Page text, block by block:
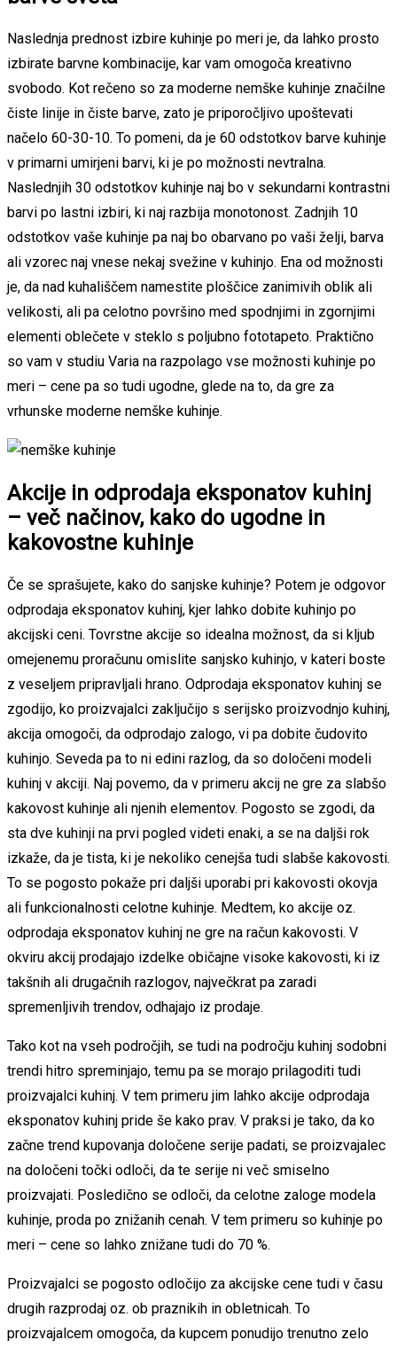
Naslednja prednost izbire kuhinje po meri je, da lahko prosto
izbirate barvne kombinacije, kar vam omogoča kreativno
svobodo. Kot rečeno so za moderne nemške kuhinje značilne
čiste linije in čiste barve, zato je priporočljivo upoštevati
načelo 60-30-10. To pomeni, da je 60 odstotkov barve kuhinje
v primarni umirjeni barvi, ki je po možnosti nevtralna.
Naslednjih 30 odstotkov kuhinje naj bo v sekundarni kontrastni
barvi po lastni izbiri, ki naj razbija monotonost. Zadnjih 10
odstotkov vaše kuhinje pa naj bo obarvano po vaši želji, barva
ali vzorec naj vnese nekaj svežine v kuhinjo. Ena od možnosti
je, da nad kuhališčem namestite ploščice zanimivih oblik ali
velikosti, ali pa celotno površino med spodnjimi in zgornjimi
elementi oblečete v steklo s poljubno fototapeto. Praktično
so vam v studiu Varia na razpolago vse možnosti kuhinje po
meri – cene pa so tudi ugodne, glede na to, da gre za
vrhunske moderne nemške kuhinje.
Akcije in odprodaja eksponatov kuhinj
– več načinov, kako do ugodne in
kakovostne kuhinje
Če se sprašujete, kako do sanjske kuhinje? Potem je odgovor
odprodaja eksponatov kuhinj, kjer lahko dobite kuhinjo po
akcijski ceni. Tovrstne akcije so idealna možnost, da si kljub
omejenemu proračunu omislite sanjsko kuhinjo, v kateri boste
z veseljem pripravljali hrano. Odprodaja eksponatov kuhinj se
zgodijo, ko proizvajalci zaključijo s serijsko proizvodnjo kuhinj,
akcija omogoči, da odprodajo zalogo, vi pa dobite čudovito
kuhinjo. Seveda pa to ni edini razlog, da so določeni modeli
kuhinj v akciji. Naj povemo, da v primeru akcij ne gre za slabšo
kakovost kuhinje ali njenih elementov. Pogosto se zgodi, da
sta dve kuhinji na prvi pogled videti enaki, a se na daljši rok
izkaže, da je tista, ki je nekoliko cenejša tudi slabše kakovosti.
To se pogosto pokaže pri daljši uporabi pri kakovosti okovja
ali funkcionalnosti celotne kuhinje. Medtem, ko akcije oz.
odprodaja eksponatov kuhinj ne gre na račun kakovosti. V
okviru akcij prodajajo izdelke običajne visoke kakovosti, ki iz
takšnih ali drugačnih razlogov, največkrat pa zaradi
spremenljivih trendov, odhajajo iz prodaje.
Tako kot na vseh področjih, se tudi na področju kuhinj sodobni
trendi hitro spreminjajo, temu pa se morajo prilagoditi tudi
proizvajalci kuhinj. V tem primeru jim lahko akcije odprodaja
eksponatov kuhinj pride še kako prav. V praksi je tako, da ko
začne trend kupovanja določene serije padati, se proizvajalec
na določeni točki odloči, da te serije ni več smiselno
proizvajati. Posledično se odloči, da celotne zaloge modela
kuhinje, proda po znižanih cenah. V tem primeru so kuhinje po
meri – cene so lahko znižane tudi do 70 %.
Proizvajalci se pogosto odločijo za akcijske cene tudi v času
drugih razprodaj oz. ob praznikih in obletnicah. To
proizvajalcem omogoča, da kupcem ponudijo trenutno zelo